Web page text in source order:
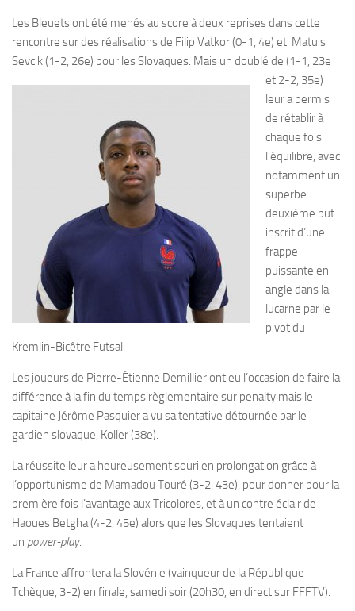
Les Bleuets ont été menés au score à deux reprises dans cette
rencontre sur des réalisations de Filip Vatkor (0-1, 4e) et Matuis
Sevcik (1-2, 26e) pour les Slovaques. Mais un doublé de (1-1, 23e
et 2-2, 35e)
leur a permis
de rétablir à
chaque fois
l’équilibre, avec
notamment un
superbe
deuxième but
inscrit d’une
frappe
puissante en
angle dans la
lucarne par le
pivot du
Kremlin-Bicêtre Futsal.
Les joueurs de Pierre-Étienne Demillier ont eu l’occasion de faire la
différence à la fin du temps règlementaire sur penalty mais le
capitaine Jérôme Pasquier a vu sa tentative détournée par le
gardien slovaque, Koller (38e).
La réussite leur a heureusement souri en prolongation grâce à
l’opportunisme de Mamadou Touré (3-2, 43e), pour donner pour la
première fois l’avantage aux Tricolores, et à un contre éclair de
Haoues Betgha (4-2, 45e) alors que les Slovaques tentaient
un power-play.
La France affrontera la Slovénie (vainqueur de la République
Tchèque, 3-2) en finale, samedi soir (20h30, en direct sur FFFTV).